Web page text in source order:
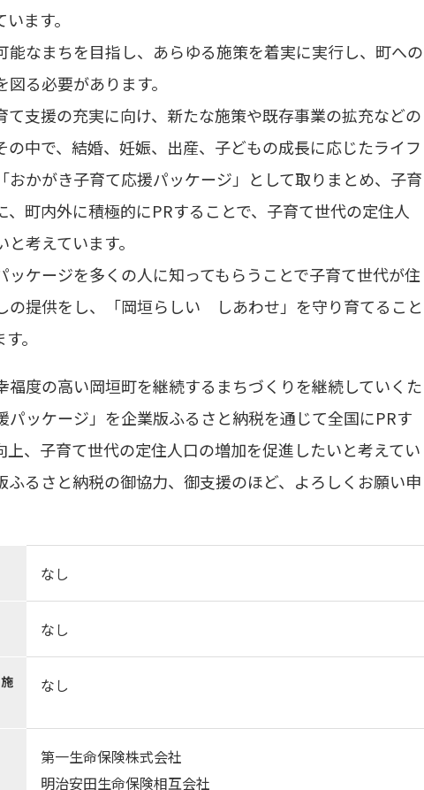
ます。
能なまちを目指し、あらゆる施策を着実に実行し、町への
る必要があります。
支援の充実に向け、新たな施策や既存事業の拡充などの
中で、結婚、妊娠、出産、子どもの成長に応じたライフ
おかがき子育て応援パッケージ」として取りまとめ、子育
町内外に積極的にPRすることで、子育て世代の定住人
考えています。
ケージを多くの人に知ってもらうことで子育て世代が住
の提供をし、「岡垣らしい しあわせ」を守り育てること
。
福度の高い岡垣町を継続するまちづくりを継続していくた
パッケージ」を企業版ふるさと納税を通じて全国にPRす
上、子育て世代の定住人口の増加を促進したいと考えてい
ふるさと納税の御協力、御支援のほど、よろしくお願い申
なし
なし
なし
第一生命保険株式会社
明治安田生命保険相互会社